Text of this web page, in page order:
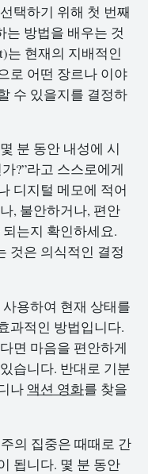
택하기 위해 첫 번째
는 방법을 배우는 것
는 현재의 지배적인
로 어떤 장르나 이야
수 있을지를 결정하
분 동안 내성에 시
?”라고 스스로에게
디지털 메모에 적어
, 불안하거나, 편안
는지 확인하세요.
것은 의식적인 결정
용하여 현재 상태를
과적인 방법입니다.
면 마음을 편안하게
습니다. 반대로 기분
나 액션 영화를 찾을
의 집중은 때때로 간
됩니다. 몇 분 동안